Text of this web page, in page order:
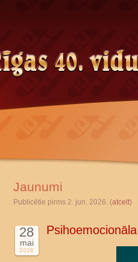
Jaunumi
Publicētie pirms 2. jun. 2026. (atcelt)
28
mai
2026